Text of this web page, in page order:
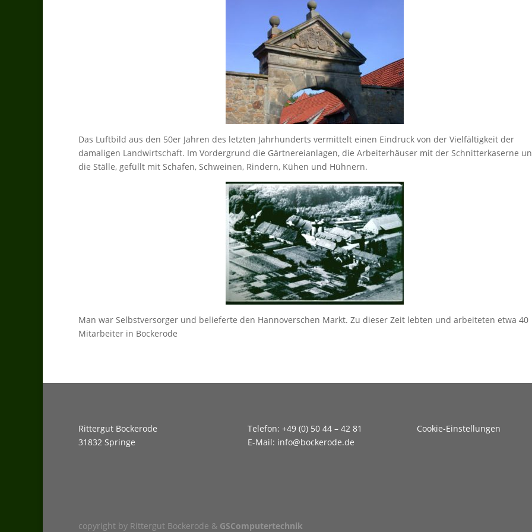
Das Luftbild aus den 50er Jahren des letzten Jahrhunderts vermittelt einen Eindruck von der Vielfältigkeit der
damaligen Landwirtschaft. Im Vordergrund die Gärtnereianlagen, die Arbeiterhäuser mit der Schnitterkaserne
die Ställe, gefüllt mit Schafen, Schweinen, Rindern, Kühen und Hühnern.
Man war Selbstversorger und belieferte den Hannoverschen Markt. Zu dieser Zeit lebten und arbeiteten etwa 40
Mitarbeiter in Bockerode
Rittergut Bockerode
31832 Springe
Telefon: +49 (0) 50 44 – 42 81
E-Mail: info@bockerode.de
Cookie-Einstellungen
copyright by Rittergut Bockerode & GSComputertechnik